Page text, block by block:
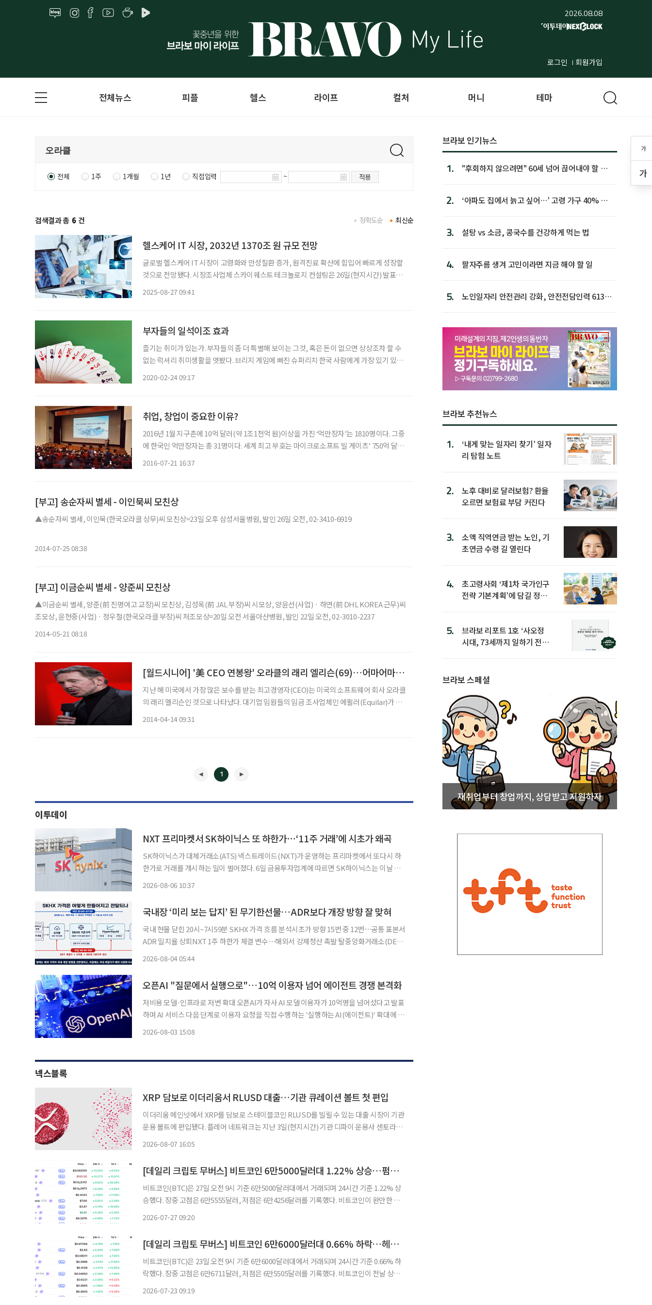
2026.08.08
로그인 회원가입
가
가
전체뉴스 피플 헬스 라이프 컬처 머니 테마
전체 1주 1개월 1년 직접입력 ~ 적용
검색결과 총 6 건 최신순
정확도순
헬스케어 IT 시장, 2032년 1370조 원 규모 전망
글로벌 헬스케어 IT 시장이 고령화와 만성질환 증가, 원격진료 확산에 힘입어 빠르게 성장할
것으로 전망됐다. 시장조사업체 스카이퀘스트 테크놀로지 컨설팅은 26일(현지시간) 발표한
2025-08-27 09:41
부자들의 일석이조 효과
즐기는 취미가 있는가. 부자들의 좀 더 특별해 보이는 그것, 혹은 돈이 없으면 상상조차 할 수
없는 럭셔리 취미생활을 엿봤다. 브리지 게임에 빠진 슈퍼리치 한국 사람에게 가장 있기 있는
2020-02-24 09:17
취업, 창업이 중요한 이유?
2016년 1월 지구촌에 10억 달러(약 1조1천억 원)이상을 가진 ‘억만장자’는 1810명이다. 그중
에 한국인 억만장자는 총 31명이다. 세계 최고 부호는 마이크로소프트 빌 게이츠’ 750억 달러
2016-07-21 16:37
[부고] 송순자씨 별세 - 이인묵씨 모친상
▲송순자씨 별세, 이인묵(한국오라클 상무)씨 모친상=23일 오후 삼성서울병원, 발인 26일 오전, 02-3410-6919
2014-07-25 08:38
[부고] 이금순씨 별세 - 양준씨 모친상
▲이금순씨 별세, 양준(前 진명여고 교장)씨 모친상, 김성옥(前 JAL 부장)씨 시모상, 양윤선(사업)ㆍ하연(前 DHL KOREA 근무)씨
조모상, 윤현중(사업)ㆍ정우철(한국오라클 부장)씨 처조모상=20일 오전 서울아산병원, 발인 22일 오전, 02-3010-2237
2014-05-21 08:18
[월드시니어] '美 CEO 연봉왕' 오라클의 래리 엘리슨(69)…어마어마한 시급의 사나이
지난 해 미국에서 가장 많은 보수를 받는 최고경영자(CEO)는 미국의 소프트웨어 회사 오라클
의 래리 엘리슨인 것으로 나타났다. 대기업 임원들의 임금 조사업체인 에퀼러(Equilar)가 뉴
2014-04-14 09:31
◀
1
▶
이투데이
NXT 프리마켓서 SK하이닉스 또 하한가⋯‘11주 거래’에 시초가 왜곡
SK하이닉스가 대체거래소(ATS) 넥스트레이드(NXT)가 운영하는 프리마켓에서 또다시 하
한가로 거래를 개시하는 일이 벌어졌다. 6일 금융투자업계에 따르면 SK하이닉스는 이날 프
2026-08-06 10:37
국내장 ‘미리 보는 답지’ 된 무기한선물…ADR보다 개장 방향 잘 맞혀
국내 현물 닫힌 20시~7시59분 SKHX 가격 흐름 분석시초가 방향 15번 중 12번⋯공통 표본서
ADR 일치율 상회NXT 1주 하한가 체결 변수⋯해외서 강제청산 촉발 탈중앙화거래소(DEX)
2026-08-04 05:44
오픈AI "질문에서 실행으로"…10억 이용자 넘어 에이전트 경쟁 본격화
저비용 모델·인프라로 저변 확대 오픈AI가 자사 AI 모델 이용자가 10억명을 넘어섰다고 발표
하며 AI 서비스 다음 단계로 이용자 요청을 직접 수행하는 '실행하는 AI(에이전트)' 확대에 속
2026-08-03 15:08
넥스블록
XRP 담보로 이더리움서 RLUSD 대출…기관 큐레이션 볼트 첫 편입
이더리움 메인넷에서 XRP를 담보로 스테이블코인 RLUSD를 빌릴 수 있는 대출 시장이 기관
운용 볼트에 편입됐다. 플레어 네트워크는 지난 3일(현지시간) 기관 디파이 운용사 센토라
2026-08-07 16:05
[데일리 크립토 무버스] 비트코인 6만5000달러대 1.22% 상승…펌프닷펀 13.25% 상승
비트코인(BTC)은 27일 오전 9시 기준 6만5000달러대에서 거래되며 24시간 기준 1.22% 상
승했다. 장중 고점은 6만5555달러, 저점은 6만4256달러를 기록했다. 비트코인이 완만한 반
2026-07-27 09:20
[데일리 크립토 무버스] 비트코인 6만6000달러대 0.66% 하락…헤데라 4.78% 상승
비트코인(BTC)은 23일 오전 9시 기준 6만6000달러대에서 거래되며 24시간 기준 0.66% 하
락했다. 장중 고점은 6만6711달러, 저점은 6만5505달러를 기록했다. 비트코인이 전날 상승
2026-07-23 09:19
브라보 인기뉴스
1.
"후회하지 않으려면" 60세 넘어 끊어내야 할 사
2.
‘아파도 집에서 늙고 싶어…’ 고령 가구 40% 노
3. 설탕 vs 소금, 콩국수를 건강하게 먹는 법
4. 팔자주름 생겨 고민이라면 지금 해야 할 일
5.
노인일자리 안전관리 강화, 안전전담인력 613명
브라보 추천뉴스
1.
‘내게 맞는 일자리 찾기’ 일자
리 탐험 노트
2.
노후 대비로 달러보험? 환율
오르면 보험료 부담 커진다
3.
소액 직역연금 받는 노인, 기
초연금 수령 길 열린다
4.
초고령사회 ‘제1차 국가인구
전략 기본계획’에 담길 정책
5.
브라보 리포트 1호 ‘사오정
시대, 73세까지 일하기 전략’
브라보 스페셜
재취업부터 창업까지, 상담받고 지원하자